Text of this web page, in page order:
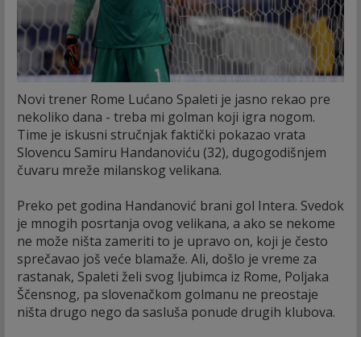
Novi trener Rome Lućano Spaleti je jasno rekao pre
nekoliko dana - treba mi golman koji igra nogom.
Time je iskusni stručnjak faktički pokazao vrata
Slovencu Samiru Handanoviću (32), dugogodišnjem
čuvaru mreže milanskog velikana.
Preko pet godina Handanović brani gol Intera. Svedok
je mnogih posrtanja ovog velikana, a ako se nekome
ne može ništa zameriti to je upravo on, koji je često
sprečavao još veće blamaže. Ali, došlo je vreme za
rastanak, Spaleti želi svog ljubimca iz Rome, Poljaka
Ščensnog, pa slovenačkom golmanu ne preostaje
ništa drugo nego da sasluša ponude drugih klubova.